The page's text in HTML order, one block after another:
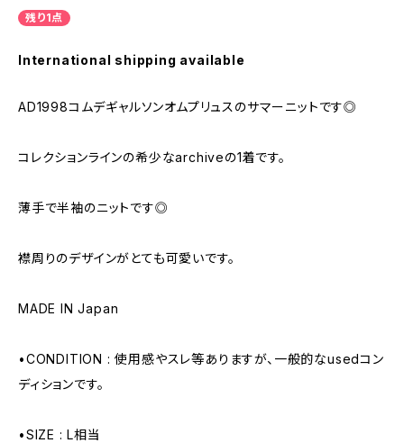
残り1点
International shipping available
AD1998コムデギャルソンオムプリュスのサマーニットです◎
コレクションラインの希少なarchiveの1着です。
薄手で半袖のニットです◎
襟周りのデザインがとても可愛いです。
MADE IN Japan
•CONDITION : 使用感やスレ等ありますが、一般的なusedコン
ディションです。
•SIZE : L相当